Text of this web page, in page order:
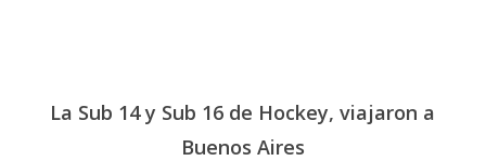
La Sub 14 y Sub 16 de Hockey, viajaron a
Buenos Aires